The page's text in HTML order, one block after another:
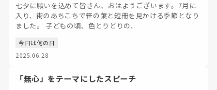
七夕に願いを込めて皆さん、おはようございます。7月に
入り、街のあちこちで笹の葉と短冊を見かける季節となり
ました。 子どもの頃、色とりどりの...
今日は何の日
2025.06.28
「無心」をテーマにしたスピーチ